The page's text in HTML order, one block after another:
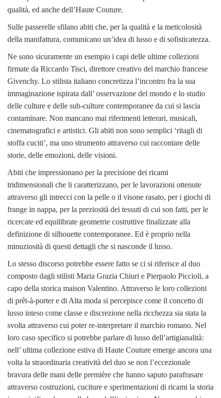
qualità, ed anche dell’Haute Couture.
Sulle passerelle sfilano abiti che, per la qualità e la meticolosità
della manifattura, comunicano un’idea di lusso e di sofisticatezza.
Ne sono sicuramente un esempio i capi delle ultime collezioni
firmate da Riccardo Tisci, direttore creativo del marchio francese
Givenchy. Lo stilista italiano concretizza l’incontro fra la sua
immaginazione ispirata dall’ osservazione del mondo e lo studio
delle culture e delle sub-culture contemporanee da cui si lascia
contaminare. Non mancano mai riferimenti letterari, musicali,
cinematografici e artistici. Gli abiti non sono semplici ‘ritagli di
stoffa cuciti’, ma uno strumento attraverso cui raccontare delle
storie, delle emozioni, delle visioni.
Abiti che impressionano per la precisione dei ricami
tridimensionali che li caratterizzano, per le lavorazioni ottenute
attraverso gli intrecci con la pelle o il visone rasato, per i giochi di
frange in nappa, per la preziosità dei tessuti di cui son fatti, per le
ricercate ed equilibrate geometrie costruttive finalizzate alla
definizione di silhouette contemporanee. Ed è proprio nella
minuziosità di questi dettagli che si nasconde il lusso.
Lo stesso discorso potrebbe essere fatto se ci si riferisce al duo
composto dagli stilisti Maria Grazia Chiuri e Pierpaolo Piccioli, a
capo della storica maison Valentino. Attraverso le loro collezioni
di prêt-à-porter e di Alta moda si percepisce come il concetto di
lusso inteso come classe e discrezione nella ricchezza sia stata la
svolta attraverso cui poter re-interpretare il marchio romano. Nel
loro caso specifico si potrebbe parlare di lusso dell’artigianalità:
nell’ ultima collezione estiva di Haute Couture emerge ancora una
volta la straordinaria creatività del duo se non l’eccezionale
bravura delle mani delle première che hanno saputo parafrasare
attraverso costruzioni, cuciture e sperimentazioni di ricami la storia